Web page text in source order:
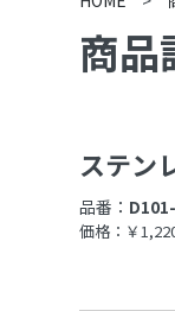
商品
ステン
品番：
価格：￥